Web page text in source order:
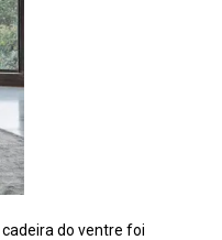
do ventre foi